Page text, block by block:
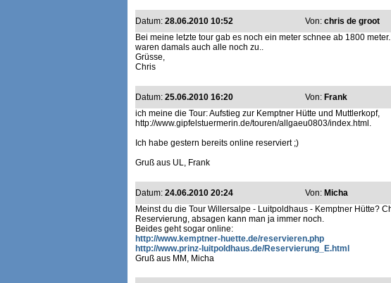
Datum: 28.06.2010 10:52 Von: chris de groot
Bei meine letzte tour gab es noch ein meter schnee ab 1800
waren damals auch alle noch zu..
Grüsse,
Chris
Datum: 25.06.2010 16:20 Von: Frank
ich meine die Tour: Aufstieg zur Kemptner Hütte und Muttlerkopf,
http://www.gipfelstuermerin.de/touren/allgaeu0803/index.html.
Ich habe gestern bereits online reserviert ;)
Gruß aus UL, Frank
Datum: 24.06.2010 20:24 Von: Micha
Meinst du die Tour Willersalpe - Luitpoldhaus - Kemptner Hütte?
Reservierung, absagen kann man ja immer noch.
Beides geht sogar online:
http://www.kemptner-huette.de/reservieren.php
http://www.prinz-luitpoldhaus.de/Reservierung_E.html
Gruß aus MM, Micha